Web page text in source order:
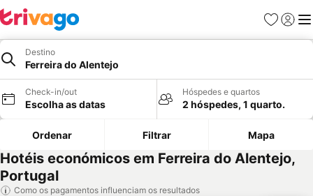
Favoritos
Iniciar
Destino
Ferreira do Alentejo
Check-in/out
Escolha as datas
Hóspedes e quartos
2 hóspedes, 1 quarto.
Ordenar Filtrar Mapa
Hotéis económicos em Ferreira do Alentejo,
Portugal
Como os pagamentos influenciam os resultados